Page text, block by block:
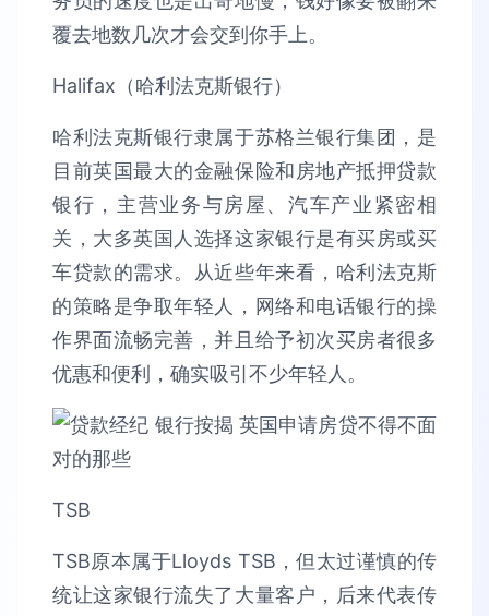
覆去地数几次才会交到你手上。
Halifax（哈利法克斯银行）
哈利法克斯银行隶属于苏格兰银行集团，是
目前英国最大的金融保险和房地产抵押贷款
银行，主营业务与房屋、汽车产业紧密相
关，大多英国人选择这家银行是有买房或买
车贷款的需求。从近些年来看，哈利法克斯
的策略是争取年轻人，网络和电话银行的操
作界面流畅完善，并且给予初次买房者很多
优惠和便利，确实吸引不少年轻人。
TSB
TSB原本属于Lloyds TSB，但太过谨慎的传
统让这家银行流失了大量客户，后来代表传